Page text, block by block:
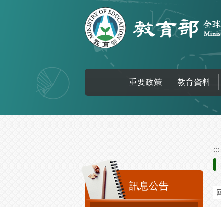
重要政策 教育資料
:::
訊息公告
:::